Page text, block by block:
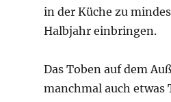
in der Küche zu
Halbjahr einbringen.
Das Toben auf dem
manchmal auch etwas